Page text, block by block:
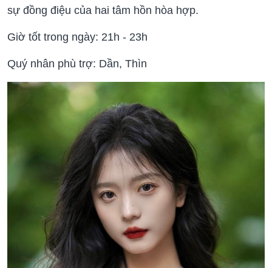
sự đồng điệu của hai tâm hồn hòa hợp.
Giờ tốt trong ngày: 21h - 23h
Quý nhân phù trợ: Dần, Thìn